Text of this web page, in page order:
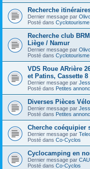
Recherche
Dernier message par
Posté dans Cyclotourisme
Recherche club
Liège / Namur
Dernier message par
Posté dans Cyclotourisme
VDS Roue ARrière
et Patins, Cassette
Dernier message par
Posté dans Petites
Diverses Pièces
Dernier message par
Posté dans Petites
Cherche coéquipier
Dernier message par
Posté dans Co-Cyclos
Cyclocamping en
Dernier message par
Posté dans Co-Cyclos